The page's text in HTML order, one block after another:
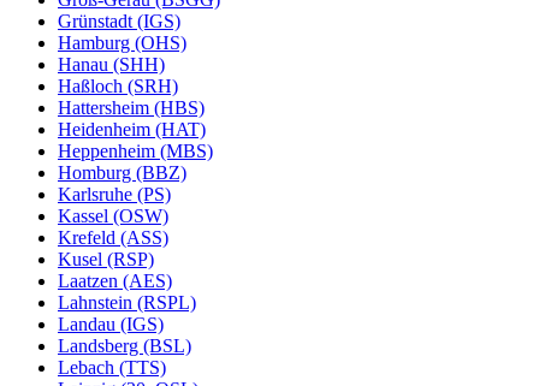
Grünstadt (IGS)
Hamburg (OHS)
Hanau (SHH)
Haßloch (SRH)
Hattersheim (HBS)
Heidenheim (HAT)
Heppenheim (MBS)
Homburg (BBZ)
Karlsruhe (PS)
Kassel (OSW)
Krefeld (ASS)
Kusel (RSP)
Laatzen (AES)
Lahnstein (RSPL)
Landau (IGS)
Landsberg (BSL)
Lebach (TTS)